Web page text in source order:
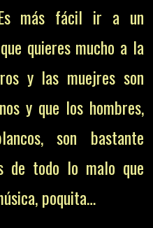
más fácil ir a un
quieres mucho a la
y las muejres son
y que los hombres,
son bastante
de todo lo malo que
poquita…